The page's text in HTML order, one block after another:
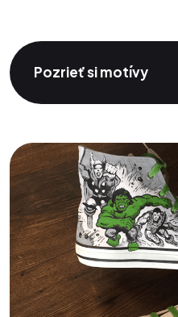
Pozrieť si motívy